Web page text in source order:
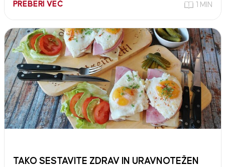
PREBERI VEČ 1 MIN
TAKO SESTAVITE ZDRAV IN URAVNOTEŽEN